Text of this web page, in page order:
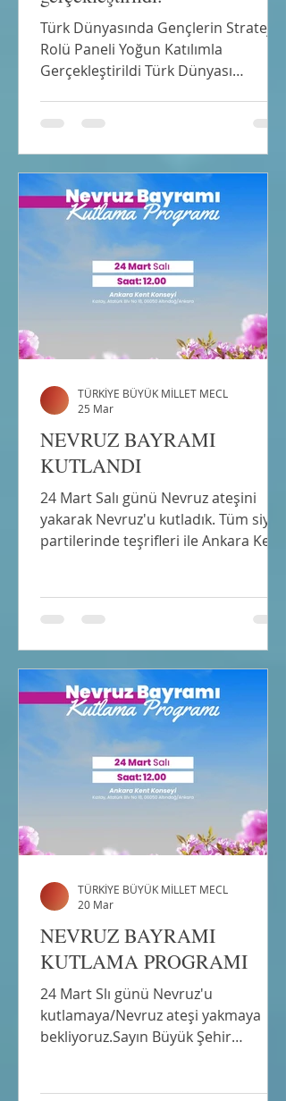
Türk Dünyasında Gençlerin Stratejik
Rolü Paneli Yoğun Katılımla
Gerçekleştirildi Türk Dünyası
panel, 28 Mart 2026 tarihinde Ankara
Hacı Bayram Veli Üniversitesi Mavi
Salon’da yoğun katılımla
gerçekleştirildi. Metin:zamanda
bugünün de stratejik aktörleri
olduğuna dikkat çekerek, Türk
dünyası ülkeleri arasında eğitim,
bilim ve teknoloji alanlarında iş
birliğinin artırılması gerektiğin
NEVRUZ BAYRAMI
KUTLANDI
24 Mart Salı günü Nevruz ateşini
yakarak Nevruz'u kutladık. Tüm siyasi
partilerinde teşrifleri ile Ankara Kent
sıcaklığında buluşturarak kutlama
yapıldı.Protokol konuşmalarından
sonra Gençlik Parkında Nevruz Ateşi
yakıldı. Seymenelerin nevruz ateşi
sıcaklığında buluşmasıyla yeni
Ümitlet,mutluluklar ve hayırlar ve
kut için dua edildi.SİN SİN oyunları
oynandı ve tören bitti. Nevruz
Bayramı Gü
TÜRKİYE BÜYÜK MİLLET MECL
25 Mar
NEVRUZ BAYRAMI
KUTLAMA PROGRAMI
24 Mart Slı günü Nevruz'u
kutlamaya/Nevruz ateşi yakmaya
bekliyoruz.Sayın Büyük Şehir
TÜRKİYE BÜYÜK MİLLET MECL
20 Mar